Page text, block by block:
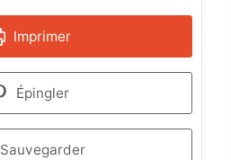
Imprimer
Épingler
Sauvegarder